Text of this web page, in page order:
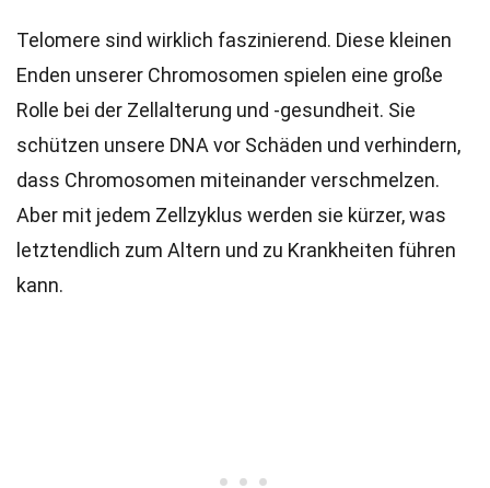
Telomere sind wirklich faszinierend. Diese kleinen
Enden unserer Chromosomen spielen eine große
Rolle bei der Zellalterung und -gesundheit. Sie
schützen unsere DNA vor Schäden und verhindern,
dass Chromosomen miteinander verschmelzen.
Aber mit jedem Zellzyklus werden sie kürzer, was
letztendlich zum Altern und zu Krankheiten führen
kann.